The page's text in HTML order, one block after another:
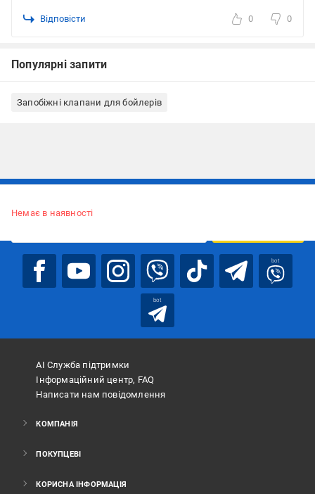
Відповісти 0 0
Популярні запити
Запобіжні клапани для бойлерів
Немає в наявності
bot
bot
АІ Служба підтримки
Інформаційний центр, FAQ
Написати нам повідомлення
КОМПАНІЯ
ПОКУПЦЕВІ
КОРИСНА ІНФОРМАЦІЯ